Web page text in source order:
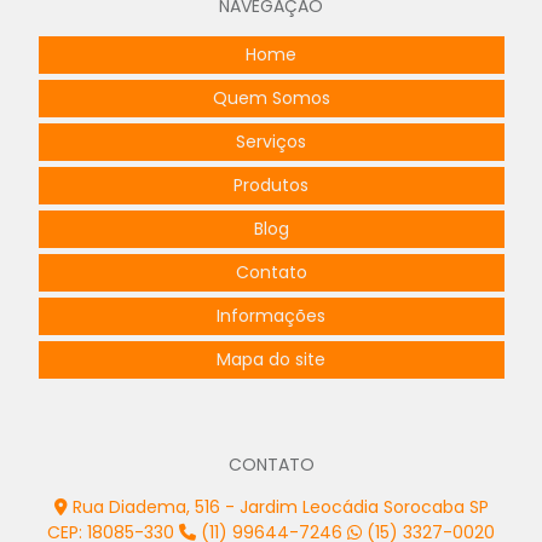
Projeto de entrada de energia
Projeto de padrão de entrada de energia
Projeto de posto primário simplificado
Projeto de quadro de comandos
Projeto de quadros elétricos
Projeto de rede elétrica subterrânea
Projetos elétricos alto padrão
NAVEGAÇÃO
Home
Quem Somos
Serviços
Produtos
Blog
Contato
Informações
Mapa do site
CONTATO
Rua Diadema, 516 - Jardim Leocádia Sorocaba SP
CEP: 18085-330
(11) 99644-7246 (15) 3327-0020